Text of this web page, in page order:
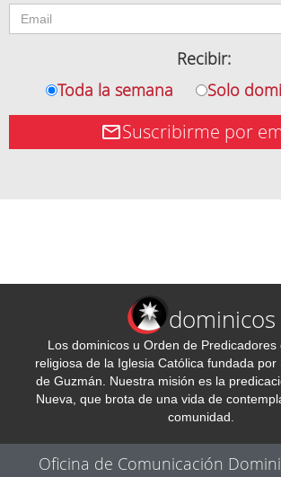
Recibir:
Toda la semana
Solo
Suscribirme por
dominicos
Los dominicos u Orden de Predicadores
religiosa de la Iglesia Católica fundada por
de Guzmán. Nuestra misión es la
Nueva, que brota de una vida de
comunidad.
Oficina de Comunicación